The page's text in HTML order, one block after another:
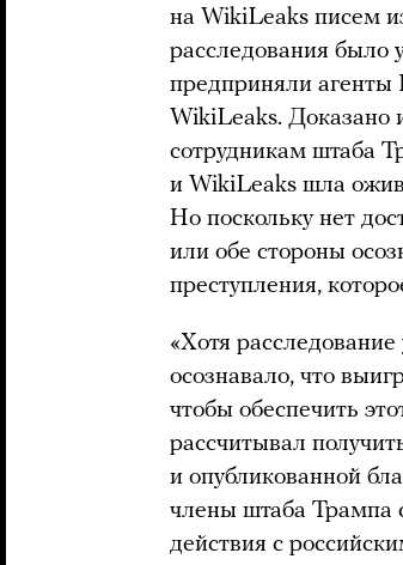
на WikiLeaks писем
расследования было
предприняли агенты
WikiLeaks. Доказано
сотрудникам штаба
и WikiLeaks шла
Но поскольку нет
или обе стороны
преступления,
«Хотя расследование
осознавало, что
чтобы обеспечить
рассчитывал
и опубликованной
члены штаба Трампа
действия с